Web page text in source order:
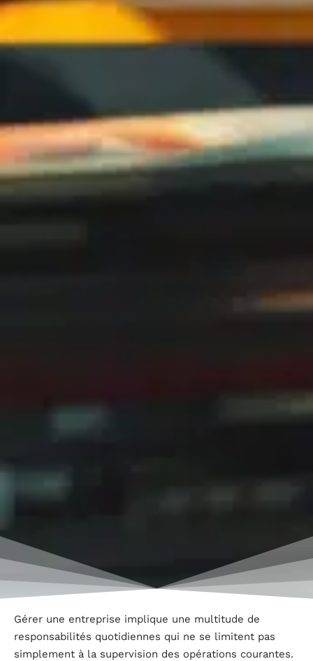
Gérer une entreprise implique une multitude de
responsabilités quotidiennes qui ne se limitent pas
simplement à la supervision des opérations courantes.